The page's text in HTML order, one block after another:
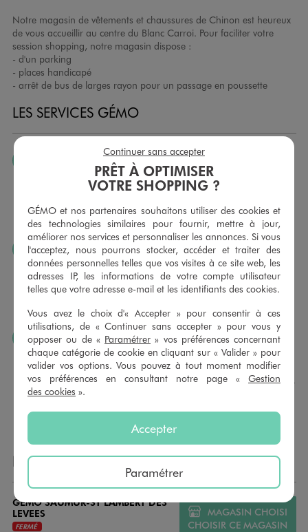
Notre magasin de vêtements et chaussures de Chinon est heureux
de vous accueillir au centre du Blanc Carroi. Pour faciliter votre
session shopping, notre magasin dispose :
- d'un parking
- places handicapé
- arrêt de bus de larges rayon pour un passage en poussette
LES SERVICES GÉMO
JE PEUX CHANGER D’AVIS
Nous échangeons et vous proposons un avoir ou un
remboursement pour tout article non porté, non retouché,
sous 30 jours, sur simple présentation du ticket de caisse,
dans tous les magasins GÉMO.
JE PEUX FAIRE RETOUCHER MES ARTICLES
Ourlets, ceintures… vous avez la possibilité de faire
retoucher vos articles textiles dans nos magasins. Les tarifs
sont à votre disposition sur simple demande. Voir
conditions en magasins.
J’AIME FAIRE PLAISIR
Nous vous proposons des cartes cadeaux GÉMO d’un
montant au choix entre 10€ et 150€. Les cartes cadeau
GÉMO sont valables 1 an, utilisables en plusieurs fois, pour
payer vos achats en magasin. Offrez vos cartes cadeau
dans de jolies enveloppes pour toutes les occasions.
NOS AUTRES MAGASINS
GEMO SAUMUR-ST LAMBERT DES
LEVEES
FERMÉ
MAGASIN CHOISI
CHOISIR CE MAGASIN
PRÊT À OPTIMISER
VOTRE SHOPPING ?
GÉMO et nos partenaires souhaitons utiliser des cookies et
des technologies similaires pour fournir, mettre à jour,
améliorer nos services et personnaliser les annonces. Si vous
l'acceptez, nous pourrons stocker, accéder et traiter des
données personnelles telles que vos visites à ce site web, les
adresses IP, les informations de votre compte utilisateur
telles que votre adresse e-mail et les identifiants des cookies.
Vous avez le choix d'« Accepter » pour consentir à ces
utilisations, de « Continuer sans accepter » pour vous y
opposer ou de « Paramétrer » vos préférences concernant
chaque catégorie de cookie en cliquant sur « Valider » pour
valider vos options. Vous pouvez à tout moment modifier
vos préférences en consultant notre page « Gestion
des cookies ».
Accepter
Paramétrer
Continuer sans accepter